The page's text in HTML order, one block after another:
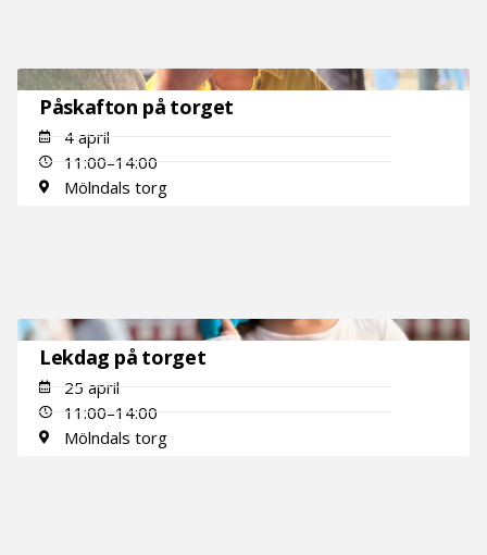
Påskafton på torget
4 april
11:00–14:00
Mölndals torg
Lekdag på torget
25 april
11:00–14:00
Mölndals torg